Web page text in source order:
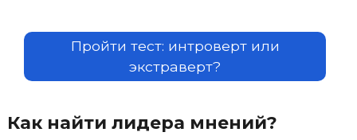
Пройти тест: интроверт или
экстраверт?
Как найти лидера мнений?